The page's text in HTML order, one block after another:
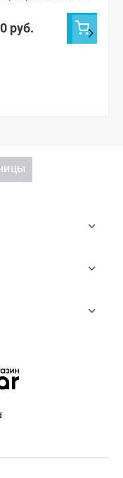
Тревел
руб.